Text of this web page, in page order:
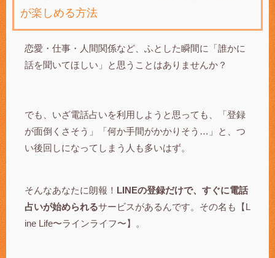
が楽しめる方法
恋愛・仕事・人間関係など、ふとした瞬間に「誰かに
話を聞いてほしい」と思うことはありませんか？
でも、いざ電話占いを利用しようと思っても、「登録
が面倒くさそう」「何か手間がかかりそう…」と、つ
い後回しになってしまう人も多いはず。
そんなあなたに朗報！ LINEの登録だけで、すぐに電話
占いが始められるサービスがあるんです。その名も【L
ine Life〜ラインライフ〜】。